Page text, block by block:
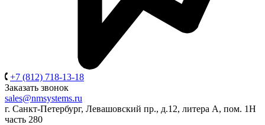
+7 (812) 718-13-18
Заказать звонок
sales@nmsystems.ru
г. Санкт-Петербург, Левашовский пр., д.12, литера А, пом. 1Н
часть 280